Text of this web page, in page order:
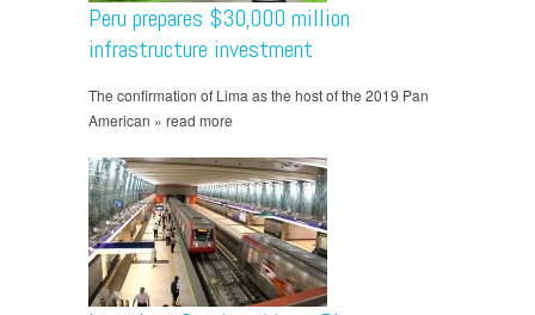
Peru prepares $30,000 million
infrastructure investment
The confirmation of Lima as the host of the 2019 Pan
American » read more